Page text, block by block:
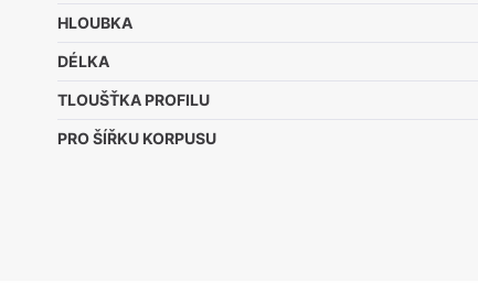
HLOUBKA
DÉLKA
TLOUŠŤKA PROFILU
PRO ŠÍŘKU KORPUSU